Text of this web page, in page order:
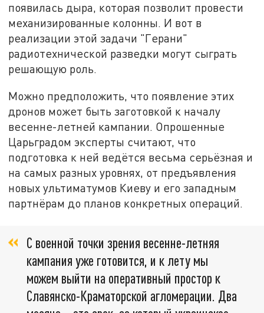
появилась дыра, которая позволит провести
механизированные колонны. И вот в
реализации этой задачи "Герани"
радиотехнической разведки могут сыграть
решающую роль.
Можно предположить, что появление этих
дронов может быть заготовкой к началу
весенне-летней кампании. Опрошенные
Царьградом эксперты считают, что
подготовка к ней ведётся весьма серьёзная и
на самых разных уровнях, от предъявления
новых ультиматумов Киеву и его западным
партнёрам до планов конкретных операций.
С военной точки зрения весенне-летняя
кампания уже готовится, и к лету мы
можем выйти на оперативный простор к
Славянско-Краматорской агломерации. Два